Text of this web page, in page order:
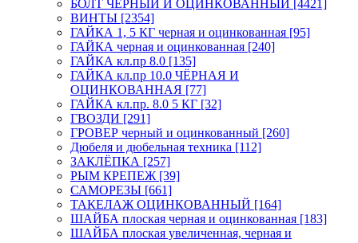
БОЛТ ЧЁРНЫЙ И ОЦИНКОВАННЫЙ [4421]
ВИНТЫ [2354]
ГАЙКА 1, 5 КГ черная и оцинкованная [95]
ГАЙКА черная и оцинкованная [240]
ГАЙКА кл.пр 8.0 [135]
ГАЙКА кл.пр 10.0 ЧЁРНАЯ И
ОЦИНКОВАННАЯ [77]
ГАЙКА кл.пр. 8.0 5 КГ [32]
ГВОЗДИ [291]
ГРОВЕР черный и оцинкованный [260]
Дюбеля и дюбельная техника [112]
ЗАКЛЁПКА [257]
РЫМ КРЕПЕЖ [39]
САМОРЕЗЫ [661]
ТАКЕЛАЖ ОЦИНКОВАННЫЙ [164]
ШАЙБА плоская черная и оцинкованная [183]
ШАЙБА плоская увеличенная, черная и